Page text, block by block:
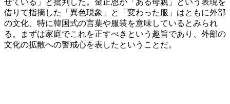
借りて指摘した「異色現象」と「変わった服」はともに外部
の文化、特に韓国式の言葉や服装を意味しているとみられ
る。まずは家庭でこれを正すべきという趣旨であり、外部の
文化の拡散への警戒心を表したということだ。